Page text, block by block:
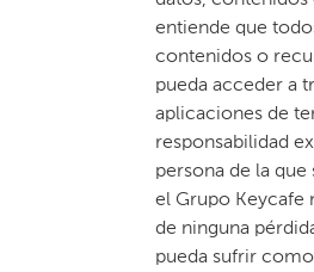
entiende que
contenidos o
pueda acceder a
aplicaciones de
responsabilidad
persona de la
el Grupo Keycafe
de ninguna
pueda sufrir